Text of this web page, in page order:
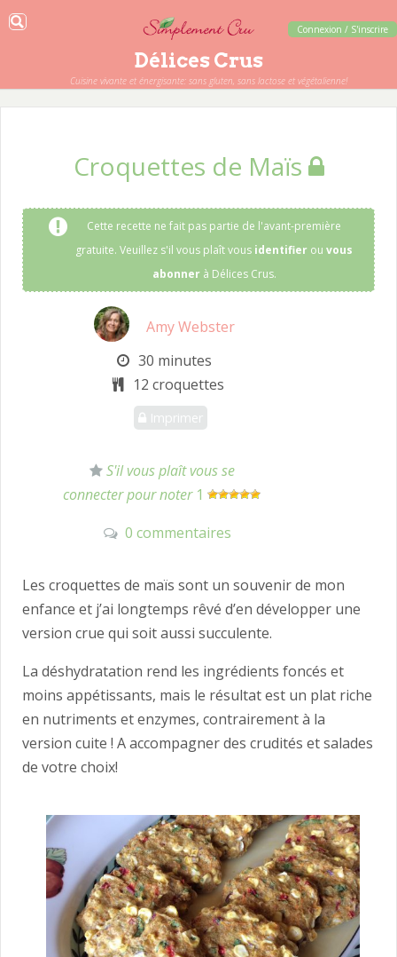
Délices Crus
Cuisine vivante et énergisante: sans gluten, sans lactose et végétalienne!
Connexion / S'inscrire
Croquettes de Maïs
Cette recette ne fait pas partie de l'avant-première
gratuite. Veuillez s'il vous plaît vous identifier ou vous
abonnerà Délices Crus.
Amy Webster
30 minutes
12 croquettes
Imprimer
S'il vous plaît vousse
connecterpour noter 1
0 commentaires
Les croquettes de maïs sont un souvenir de mon
enfance et j’ai longtemps rêvé d’en développer une
version crue qui soit aussi succulente.
La déshydratation rend les ingrédients foncés et
moins appétissants, mais le résultat est un plat riche
en nutriments et enzymes, contrairement à la
version cuite ! A accompagner des crudités et salades
de votre choix!